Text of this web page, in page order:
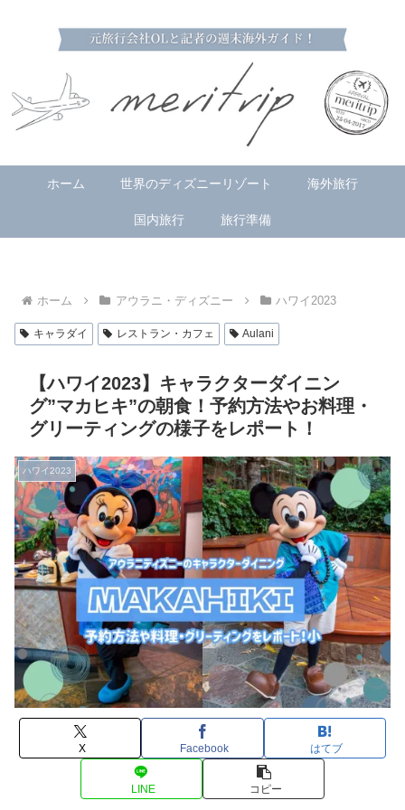
ホーム 世界のディズニーリゾート 海外旅行
国内旅行 旅行準備
ホーム アウラニ・ディズニー ハワイ2023
キャラダイ レストラン・カフェ Aulani
【ハワイ2023】キャラクターダイニン
グ”マカヒキ”の朝食！予約方法やお料理・
グリーティングの様子をレポート！
ハワイ2023
X Facebook はてブ
LINE コピー